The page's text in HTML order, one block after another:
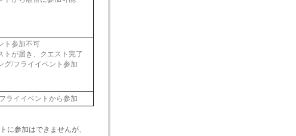
ト参加不可
トが届き、クエスト完了
グ/フライイベント参加
ライイベントから参加
に参加はできませんが、